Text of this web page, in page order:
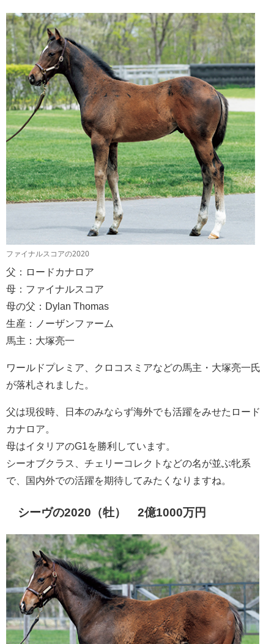
ファイナルスコアの2020
父：ロードカナロア
母：ファイナルスコア
母の父：Dylan Thomas
生産：ノーザンファーム
馬主：大塚亮一
ワールドプレミア、クロコスミアなどの馬主・大塚亮一氏
が落札されました。
父は現役時、日本のみならず海外でも活躍をみせたロード
カナロア。
母はイタリアのG1を勝利しています。
シーオブクラス、チェリーコレクトなどの名が並ぶ牝系
で、国内外での活躍を期待してみたくなりますね。
シーヴの2020（牡） 2億1000万円